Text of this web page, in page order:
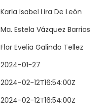
Karla Isabel Lira De León
Ma. Estela Vázquez Barrios
Flor Evelia Galindo Tellez
2024-01-27
2024-02-12T16:54:00Z
2024-02-12T16:54:00Z